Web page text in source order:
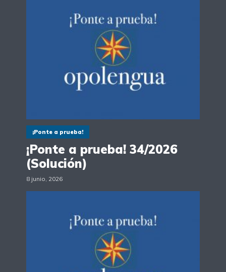
¡Ponte a prueba!
¡Ponte a prueba! 34/2026
(Solución)
8 junio, 2026